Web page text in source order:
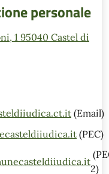
personale
1 95040 Castel di
(Email)
(PEC)
2)